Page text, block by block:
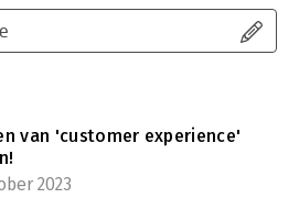
van 'customer experience'
2023